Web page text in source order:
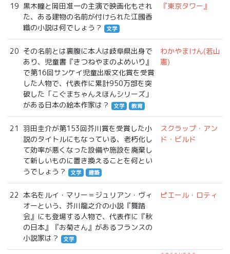
19 黒木瞳と岡田准一の主演で映画化もされ
た、ある建物の名前が付けられた江國香
織の小説は何でしょう？
文学
『東京タワー』
20 その名前とは裏腹に本人は岐阜県出身で
あり、児童書『きつねやまのよめいり』
で第16回サンケイ児童出版文化賞を受賞
した人物で、代表作に累計950万部を突
破した「こぐまちゃんえほんシリーズ」
がある日本の絵本作家は？
文学 教育
わかやまけん(若山
憲)
21 羽田圭介が第153回芥川賞を受賞した小
説のタイトルにもなっている、老朽化し
て効率が悪くなった設備や施設を廃棄し
て新しいものに置き換えることを何とい
うでしょう？
文学 建築
スクラップ・アン
ド・ビルド
22 本名をルイ・マリー＝ジュリアン・ヴィ
オーという、芥川龍之介の小説『舞踏
会』にも登場する人物で、代表作に『秋
の日本』『お菊さん』があるフランスの
小説家は？
文学
ピエール・ロティ